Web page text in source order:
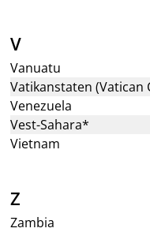
V
Vanuatu
Vatikanstaten (Vatican
Venezuela
Vest-Sahara*
Vietnam
Z
Zambia